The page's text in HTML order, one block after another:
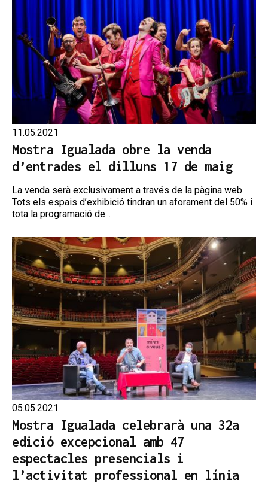
11.05.2021
Mostra Igualada obre la venda
d’entrades el dilluns 17 de maig
La venda serà exclusivament a través de la pàgina web
Tots els espais d’exhibició tindran un aforament del 50% i
tota la programació de...
05.05.2021
Mostra Igualada celebrarà una 32a
edició excepcional amb 47
espectacles presencials i
l’activitat professional en línia